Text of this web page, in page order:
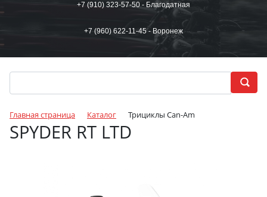
+7 (910) 323-57-50 - Благодатная
+7 (960) 622-11-45 - Воронеж
Главная страница Каталог Трициклы Can-Am
SPYDER RT LTD